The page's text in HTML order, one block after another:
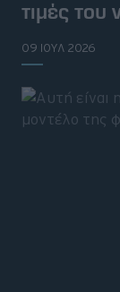
τιμές του
09 ΙΟΥΛ 2026